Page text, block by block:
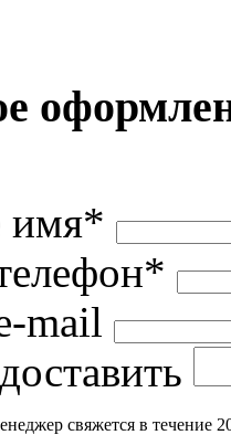
имя*
mail
свяжется в течение